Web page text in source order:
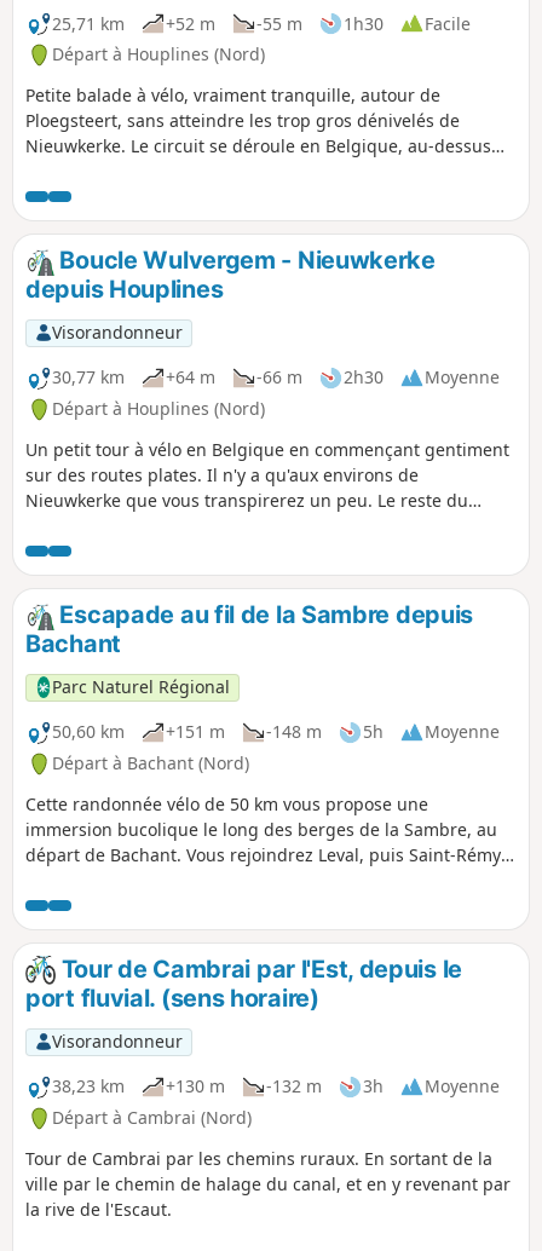
25,71 km
+52 m -55 m 1h30
Facile
Départ à Houplines (Nord)
Petite balade à vélo, vraiment tranquille, autour de
Ploegsteert, sans atteindre les trop gros dénivelés de
Nieuwkerke. Le circuit se déroule en Belgique, au-dessus
Boucle Wulvergem - Nieuwkerke
depuis Houplines
Visorandonneur
30,77 km
+64 m -66 m 2h30
Moyenne
Départ à Houplines (Nord)
Un petit tour à vélo en Belgique en commençant gentiment
sur des routes plates. Il n'y a qu'aux environs de
Nieuwkerke que vous transpirerez un peu. Le reste du
Escapade au fil de la Sambre depuis
Bachant
Parc Naturel Régional
50,60 km
+151 m -148 m 5h
Moyenne
Départ à Bachant (Nord)
Cette randonnée vélo de 50 km vous propose une
immersion bucolique le long des berges de la Sambre, au
départ de Bachant. Vous rejoindrez Leval, puis Saint-Rémy-
verdoyants. L’itinéraire vous emmène au port d’Hautmont,
parfait pour une pause conviviale au bord de l’eau. Une
boucle idéale pour allier détente, nature, faune et flore
locale.Tour de Cambrai par l'Est, depuis le
port fluvial. (sens horaire)
Visorandonneur
38,23 km
+130 m -132 m 3h
Moyenne
Départ à Cambrai (Nord)
Tour de Cambrai par les chemins ruraux. En sortant de la
ville par le chemin de halage du canal, et en y revenant par
la rive de l'Escaut.